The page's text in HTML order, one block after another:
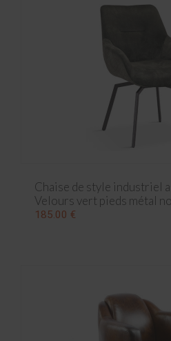
Chaise de style industriel
Velours vert pieds métal
185.00 €